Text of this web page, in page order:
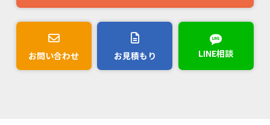
お問い合わせ お見積もり LINE相談